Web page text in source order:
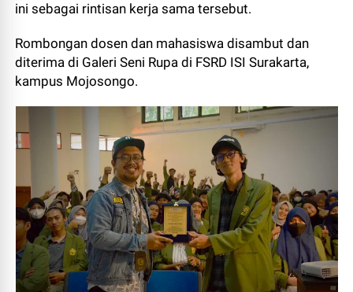
ini sebagai rintisan kerja sama tersebut.
Rombongan dosen dan mahasiswa disambut dan
diterima di Galeri Seni Rupa di FSRD ISI Surakarta,
kampus Mojosongo.